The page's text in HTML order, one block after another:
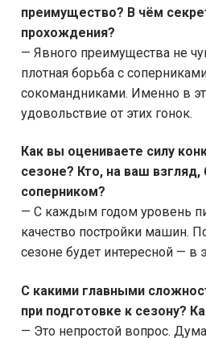
преимущество? В чём
прохождения?
— Явного преимущества не
плотная борьба с
сокомандниками. Именно в
удовольствие от этих гонок.
Как вы оцениваете силу
сезоне? Кто, на ваш
соперником?
— С каждым годом уровень
качество постройки машин.
сезоне будет интересной — в
С какими главными
при подготовке к сезону?
— Это непростой вопрос.